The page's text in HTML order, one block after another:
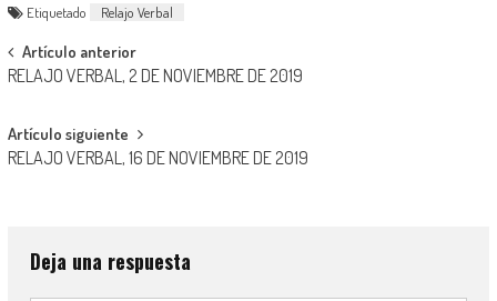
Etiquetado Relajo Verbal
Navegación
de
entradas
Artículo anterior
RELAJO VERBAL, 2 DE NOVIEMBRE DE 2019
Artículo siguiente
RELAJO VERBAL, 16 DE NOVIEMBRE DE 2019
Deja una respuesta